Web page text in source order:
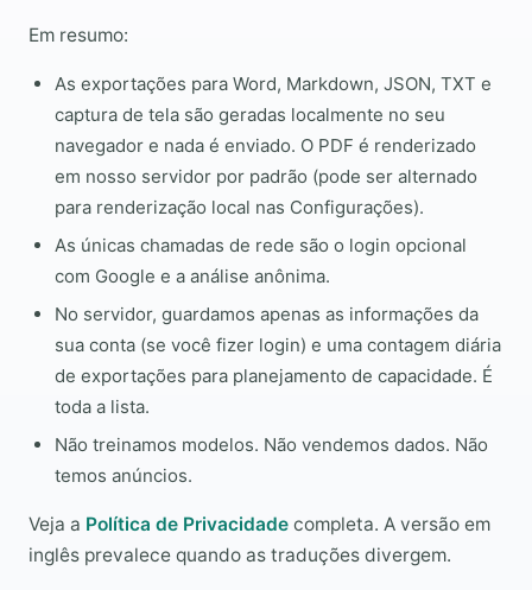
Em resumo:
As exportações para Word, Markdown, JSON, TXT e
captura de tela são geradas localmente no seu
navegador e nada é enviado. O PDF é renderizado
em nosso servidor por padrão (pode ser alternado
para renderização local nas Configurações).
As únicas chamadas de rede são o login opcional
com Google e a análise anônima.
No servidor, guardamos apenas as informações da
sua conta (se você fizer login) e uma contagem diária
de exportações para planejamento de capacidade. É
toda a lista.
Não treinamos modelos. Não vendemos dados. Não
temos anúncios.
Veja a Política de Privacidade completa. A versão em
inglês prevalece quando as traduções divergem.